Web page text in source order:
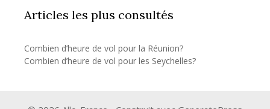
Articles les plus consultés
Combien d’heure de vol pour la Réunion?
Combien d’heure de vol pour les Seychelles?